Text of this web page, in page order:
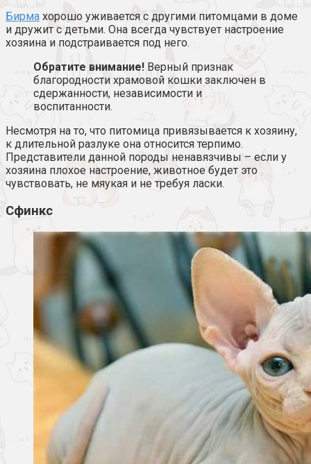
Бирма хорошо уживается с другими питомцами в доме
и дружит с детьми. Она всегда чувствует настроение
хозяина и подстраивается под него.
Обратите внимание! Верный признак
благородности храмовой кошки заключен в
сдержанности, независимости и
воспитанности.
Несмотря на то, что питомица привязывается к хозяину,
к длительной разлуке она относится терпимо.
Представители данной породы ненавязчивы – если у
хозяина плохое настроение, животное будет это
чувствовать, не мяукая и не требуя ласки.
Сфинкс